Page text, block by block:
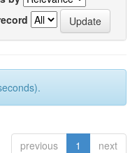
previous 1 next